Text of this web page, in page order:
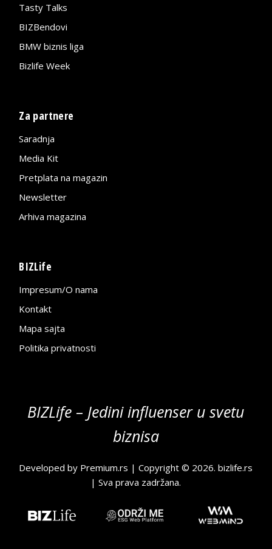
Tasty Talks
BIZBendovi
BMW biznis liga
Bizlife Week
Za partnere
Saradnja
Media Kit
Pretplata na magazin
Newsletter
Arhiva magazina
BIZLife
Impresum/O nama
Kontakt
Mapa sajta
Politika privatnosti
BIZLife – Jedini influenser u svetu
biznisa
Developed by Premium.rs | Copyright © 2026.bizlife.rs
| Sva prava zadržana.